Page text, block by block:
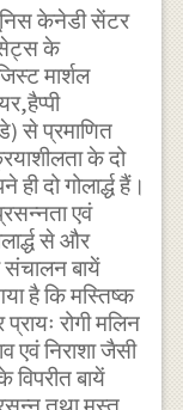
केनेडी सेंटर
के
मार्शल
से प्रमाणित
के दो
दो गोलार्द्ध हैं।
एवं
से और
संचालन बायें
है कि मस्तिष्क
रोगी मलिन
एवं निराशा जैसी
बायें